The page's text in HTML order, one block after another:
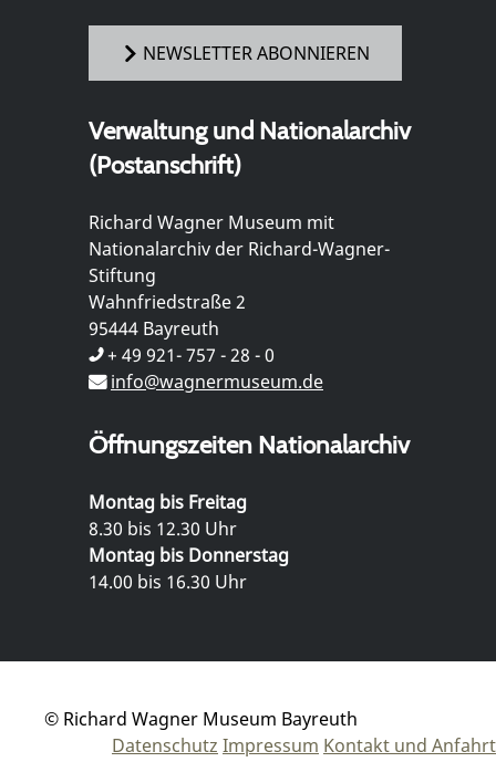
NEWSLETTER ABONNIEREN
Verwaltung und Nationalarchiv
(Postanschrift)
Richard Wagner Museum mit
Nationalarchiv der Richard-Wagner-
Stiftung
Wahnfriedstraße 2
95444 Bayreuth
+ 49 921- 757 - 28 - 0
info@wagnermuseum.de
Öffnungszeiten Nationalarchiv
Montag bis Freitag
8.30 bis 12.30 Uhr
Montag bis Donnerstag
14.00 bis 16.30 Uhr
© Richard Wagner Museum Bayreuth
Datenschutz Impressum Kontakt und Anfahrt